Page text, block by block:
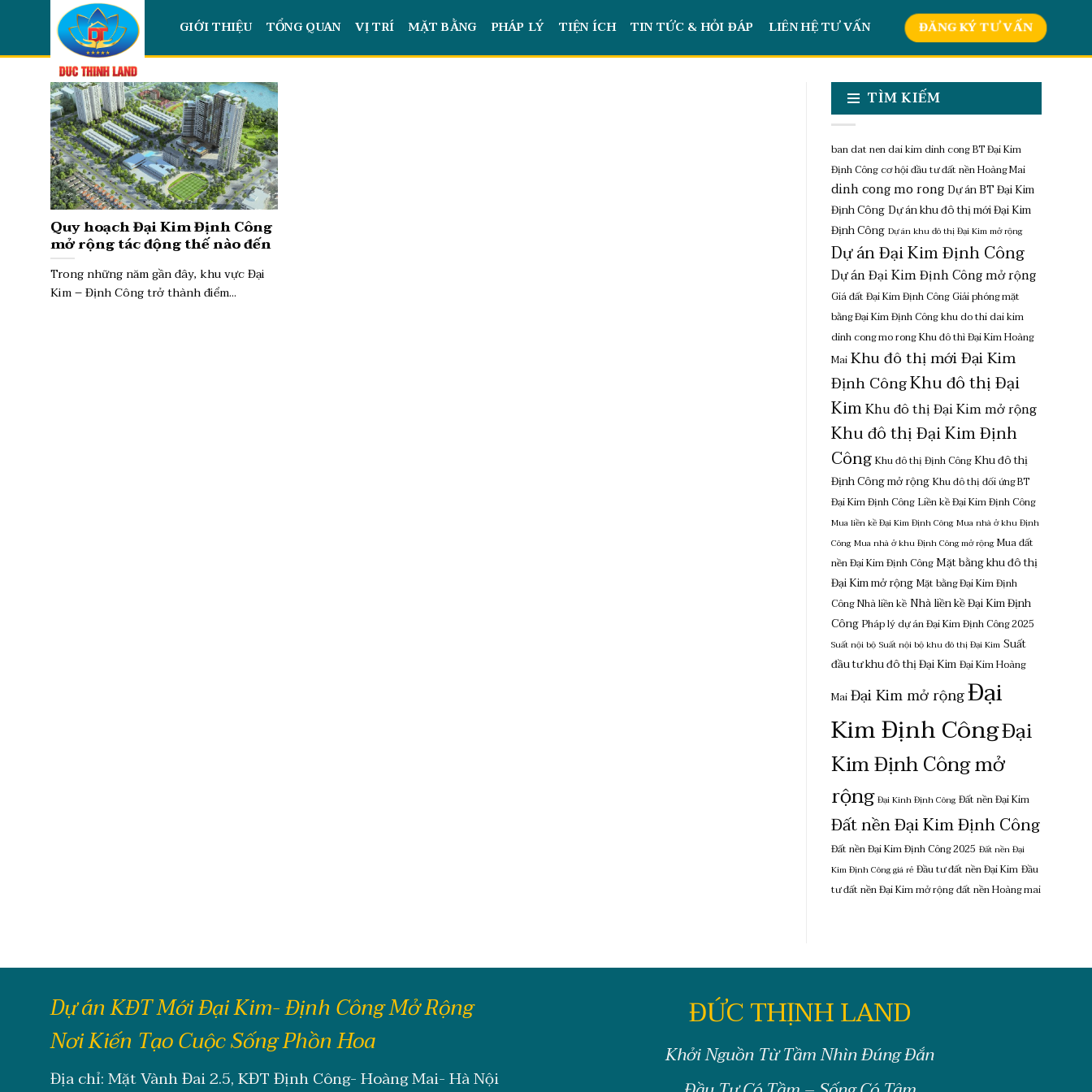
content
GIỚI THIỆU TỔNG QUAN VỊ TRÍ MẶT BẰNG PHÁP LÝ TIỆN ÍCH TIN TỨC & HỎI ĐÁP LIÊN HỆ TƯ VẤN ĐĂNG KÝ TƯ VẤN
Quy hoạch Đại Kim Định Công
mở rộng tác động thế nào đến
giá nhà đất?
Trong những năm gần đây, khu vực Đại
Kim – Định Công trở thành điểm...
TÌM KIẾM
ban dat nen dai kim dinh congBT Đại Kim
Định Công cơ hội đầu tư đất nền Hoàng Mai
dinh cong mo rongDự án BT Đại Kim
Định CôngDự án khu đô thị mới Đại Kim
Định Công Dự án khu đô thị Đại Kim mở rộng
Dự án Đại Kim Định Công
Dự án Đại Kim Định Công mở rộng
Giá đất Đại Kim Định CôngGiải phóng mặt
bằng Đại Kim Định Côngkhu do thi dai kim
dinh cong mo rongKhu đô thì Đại Kim Hoàng
MaiKhu đô thị mới Đại Kim
Định CôngKhu đô thị Đại
KimKhu đô thị Đại Kim mở rộng
Khu đô thị Đại Kim Định
CôngKhu đô thị Định CôngKhu đô thị
Định Công mở rộngKhu đô thị đối ứng BT
Đại Kim Định Công Liền kề Đại Kim Định Công
Mua liền kề Đại Kim Định Công Mua nhà ở khu Định
Công Mua nhà ở khu Định Công mở rộng Mua đất
nền Đại Kim Định CôngMặt bằng khu đô thị
Đại Kim mở rộngMặt bằng Đại Kim Định
CôngNhà liền kềNhà liền kề Đại Kim Định
CôngPháp lý dự án Đại Kim Định Công 2025
Suất nội bộ Suất nội bộ khu đô thị Đại Kim Suất
đầu tư khu đô thị Đại KimĐại Kim Hoàng
MaiĐại Kim mở rộngĐại
Kim Định CôngĐại
Kim Định Công mở
rộng Đại Kinh Định Công Đất nền Đại Kim
Đất nền Đại Kim Định Công
Đất nền Đại Kim Định Công 2025 Đất nền Đại
Kim Định Công giá rẻ Đầu tư đất nền Đại KimĐầu
tư đất nền Đại Kim mở rộngđất nền Hoàng mai
Dự án KĐT Mới Đại Kim- Định Công Mở Rộng
Nơi Kiến Tạo Cuộc Sống Phồn Hoa
Địa chỉ: Mặt Vành Đai 2.5, KĐT Định Công- Hoàng Mai- Hà Nội
ĐỨC THỊNH LAND
Khởi Nguồn Từ Tầm Nhìn Đúng Đắn